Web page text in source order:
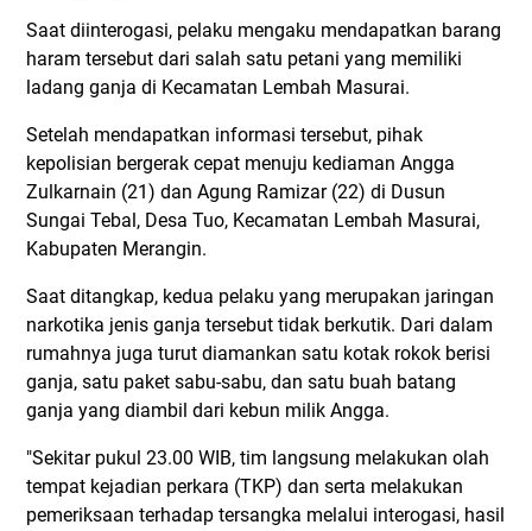
Saat diinterogasi, pelaku mengaku mendapatkan barang
haram tersebut dari salah satu petani yang memiliki
ladang ganja di Kecamatan Lembah Masurai.
Setelah mendapatkan informasi tersebut, pihak
kepolisian bergerak cepat menuju kediaman Angga
Zulkarnain (21) dan Agung Ramizar (22) di Dusun
Sungai Tebal, Desa Tuo, Kecamatan Lembah Masurai,
Kabupaten Merangin.
Saat ditangkap, kedua pelaku yang merupakan jaringan
narkotika jenis ganja tersebut tidak berkutik. Dari dalam
rumahnya juga turut diamankan satu kotak rokok berisi
ganja, satu paket sabu-sabu, dan satu buah batang
ganja yang diambil dari kebun milik Angga.
"Sekitar pukul 23.00 WIB, tim langsung melakukan olah
tempat kejadian perkara (TKP) dan serta melakukan
pemeriksaan terhadap tersangka melalui interogasi, hasil